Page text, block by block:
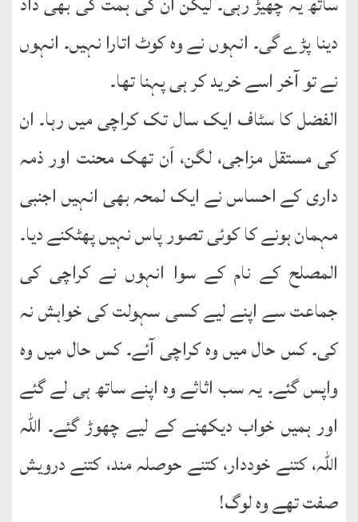
دینا پڑے گی۔ انہوں نے وہ کوٹ اتارا نہیں۔ انہوں
نے تو آخر اسے خرید کر ہی پہنا تھا۔
الفضل کا سٹاف ایک سال تک کراچی میں رہا۔ ان
کی مستقل مزاجی، لگن، اَن تھک محنت اور ذمہ
داری کے احساس نے ایک لمحہ بھی انہیں اجنبی
مہمان ہونے کا کوئی تصور پاس نہیں پھٹکنے دیا۔
المصلح کے نام کے سوا انہوں نے کراچی کی
جماعت سے اپنے لیے کسی سہولت کی خواہش نہ
کی۔ کس حال میں وہ کراچی آئے۔ کس حال میں وہ
واپس گئے۔ یہ سب اثاثے وہ اپنے ساتھ ہی لے گئے
اور ہمیں خواب دیکھنے کے لیے چھوڑ گئے۔ اللہ
اللہ، کتنے خوددار، کتنے حوصلہ مند، کتنے درویش
صفت تھے وہ لوگ!